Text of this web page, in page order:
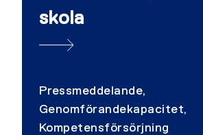
skola
Pressmeddelande,
Genomförandekapacitet,
Kompetensförsörjning